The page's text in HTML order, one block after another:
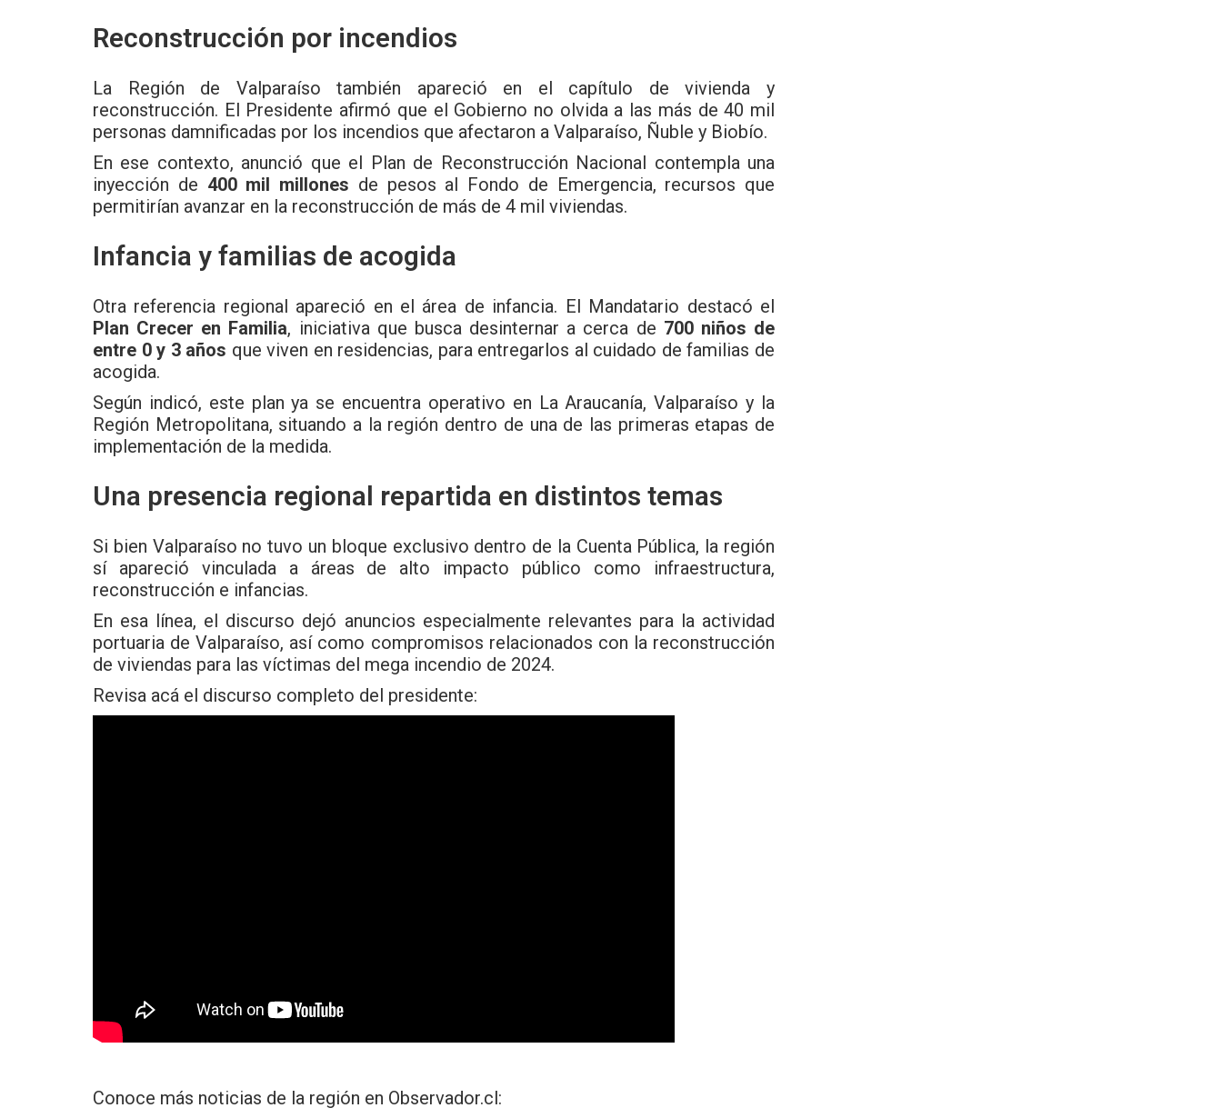
Reconstrucción por incendios
La Región de Valparaíso también apareció en el capítulo de vivienda y
reconstrucción. El Presidente afirmó que el Gobierno no olvida a las más de 40 mil
personas damnificadas por los incendios que afectaron a Valparaíso, Ñuble y Biobío.
En ese contexto, anunció que el Plan de Reconstrucción Nacional contempla una
inyección de 400 mil millones de pesos al Fondo de Emergencia, recursos que
permitirían avanzar en la reconstrucción de más de 4 mil viviendas.
Infancia y familias de acogida
Otra referencia regional apareció en el área de infancia. El Mandatario destacó el
Plan Crecer en Familia, iniciativa que busca desinternar a cerca de 700 niños de
entre 0 y 3 años que viven en residencias, para entregarlos al cuidado de familias de
acogida.
Según indicó, este plan ya se encuentra operativo en La Araucanía, Valparaíso y la
Región Metropolitana, situando a la región dentro de una de las primeras etapas de
implementación de la medida.
Una presencia regional repartida en distintos temas
Si bien Valparaíso no tuvo un bloque exclusivo dentro de la Cuenta Pública, la región
sí apareció vinculada a áreas de alto impacto público como infraestructura,
reconstrucción e infancias.
En esa línea, el discurso dejó anuncios especialmente relevantes para la actividad
portuaria de Valparaíso, así como compromisos relacionados con la reconstrucción
de viviendas para las víctimas del mega incendio de 2024.
Revisa acá el discurso completo del presidente:
Conoce más noticias de la región en Observador.cl: